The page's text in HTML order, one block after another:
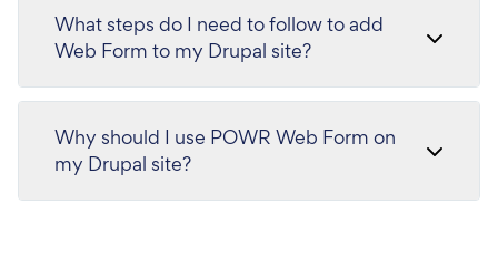
What steps do I need to follow to add
Web Form to my Drupal site?
Why should I use POWR Web Form on
my Drupal site?